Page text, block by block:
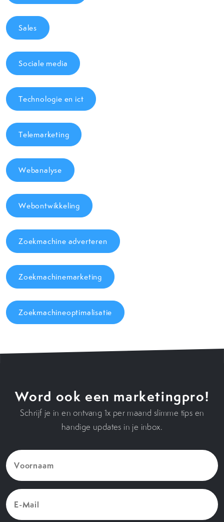
Sales
Sociale media
Technologie en ict
Telemarketing
Webanalyse
Webontwikkeling
Zoekmachine adverteren
Zoekmachinemarketing
Zoekmachineoptimalisatie
Word ook een marketingpro!
Schrijf je in en ontvang 1x per maand slimme tips en
handige updates in je inbox.
Voornaam
(Vereist)
E-
Mail
(Vereist)